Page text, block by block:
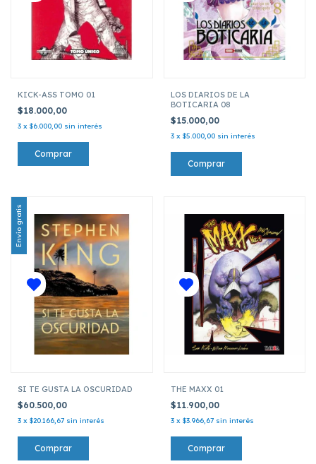
KICK-ASS TOMO 01
$18.000,00
3 x $6.000,00 sin interés
LOS DIARIOS DE LA
BOTICARIA 08
$15.000,00
3 x $5.000,00 sin interés
Envío gratis
SI TE GUSTA LA OSCURIDAD
$60.500,00
3 x $20.166,67 sin interés
THE MAXX 01
$11.900,00
3 x $3.966,67 sin interés